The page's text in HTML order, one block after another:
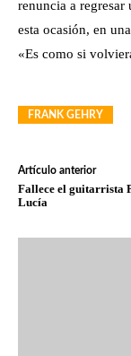
renuncia a
esta ocasión, en
«Es como si
FRANK GEHRY
Artículo anterior
Fallece el guitarrista
Lucía